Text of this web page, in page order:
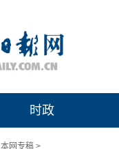
时政
本网专稿 >